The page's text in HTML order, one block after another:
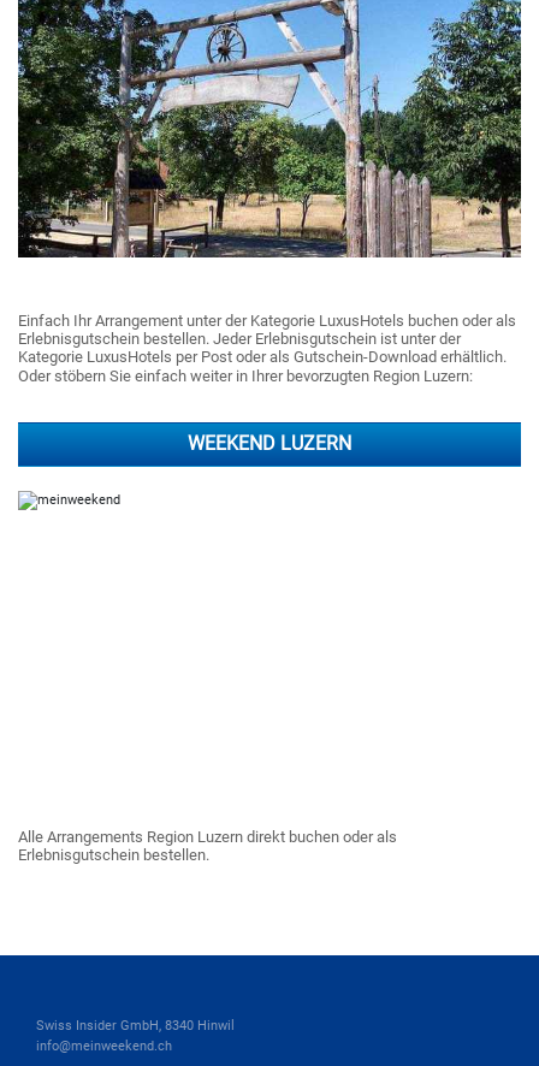
Einfach Ihr Arrangement unter der Kategorie LuxusHotels buchen oder als
Erlebnisgutschein bestellen. Jeder Erlebnisgutschein ist unter der
Kategorie LuxusHotels per Post oder als Gutschein-Download erhältlich.
Oder stöbern Sie einfach weiter in Ihrer bevorzugten Region Luzern:
WEEKEND LUZERN
Alle Arrangements Region Luzern direkt buchen oder als
Erlebnisgutschein bestellen.
Swiss Insider GmbH, 8340 Hinwil
info@meinweekend.ch